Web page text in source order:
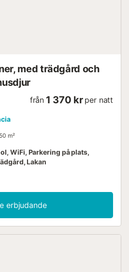
med trädgård och
från 1 370 kr per natt
50 m²
WiFi, Parkering på plats,
Lakan
erbjudande